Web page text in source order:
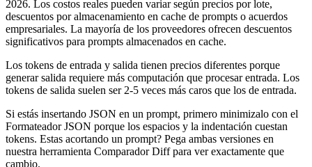
2026. Los costos reales pueden variar según precios por lote,
descuentos por almacenamiento en cache de prompts o acuerdos
empresariales. La mayoría de los proveedores ofrecen descuentos
significativos para prompts almacenados en cache.
Los tokens de entrada y salida tienen precios diferentes porque
generar salida requiere más computación que procesar entrada. Los
tokens de salida suelen ser 2-5 veces más caros que los de entrada.
Si estás insertando JSON en un prompt, primero minimizalo con el
Formateador JSON porque los espacios y la indentación cuestan
tokens. Estas acortando un prompt? Pega ambas versiones en
nuestra herramienta Comparador Diff para ver exactamente que
cambio.